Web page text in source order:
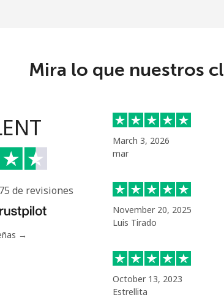
⁦39.9¢⁩
And Barbuda
Mira lo que nuestros
de revisiones
→
March 3, 2026
mar
November 20, 2025
Luis Tirado
October 13, 2023
Estrellita